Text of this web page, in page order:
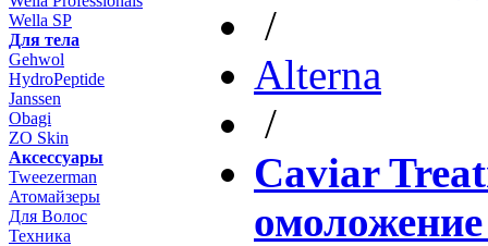
Wella SP
Для тела
Gehwol
HydroPeptide
Janssen
Obagi
ZO Skin
Aксессуары
Tweezerman
Атомайзеры
Для Волос
Техника
/
Altеrna
/
Caviar